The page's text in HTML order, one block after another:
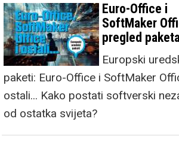
Euro-Office i
SoftMaker
pregled paketa
Europski
paketi: Euro-Office i SoftMaker
ostali... Kako postati softverski
od ostatka svijeta?